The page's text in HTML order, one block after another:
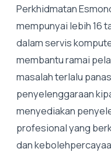
Perkhidmatan
mempunyai lebih 16
dalam servis
membantu ramai
masalah terlalu
penyelenggaraan
menyediakan
profesional yang
dan